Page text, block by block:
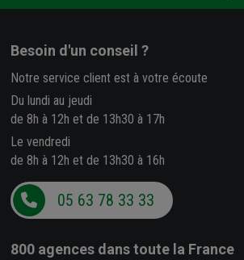
Besoin d'un conseil ?
Notre service client est à votre écoute
Du lundi au jeudi
de 8h à 12h et de 13h30 à 17h
Le vendredi
de 8h à 12h et de 13h30 à 16h
05 63 78 33 33
800 agences dans toute la France